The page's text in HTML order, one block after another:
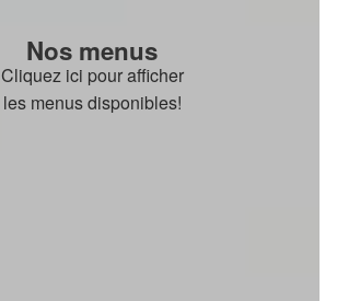
Nos menus
Cliquez ici pour afficher
les menus disponibles!